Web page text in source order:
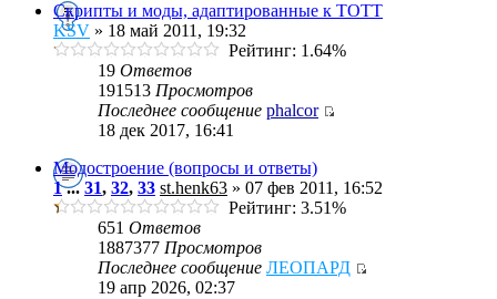
Скрипты и моды, адаптированные к ТОТТ
KSV » 18 май 2011, 19:32
Рейтинг: 1.64%
19 Ответов
191513 Просмотров
Последнее сообщение phalcor
18 дек 2017, 16:41
Модостроение (вопросы и ответы)
1...31, 32, 33 st.henk63 » 07 фев 2011, 16:52
Рейтинг: 3.51%
651 Ответов
1887377 Просмотров
Последнее сообщение ЛЕОПАРД
19 апр 2026, 02:37